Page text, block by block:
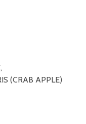
(CRAB APPLE)